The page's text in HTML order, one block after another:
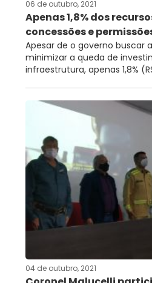
06 de outubro, 2021
Apenas 1,8% dos
concessões e
Apesar de o governo buscar
minimizar a queda de
infraestrutura, apenas 1,8%
04 de outubro, 2021